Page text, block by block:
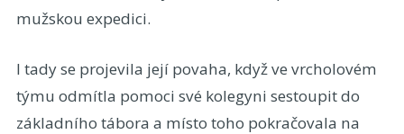
mužskou expedici.
I tady se projevila její povaha, když ve vrcholovém
týmu odmítla pomoci své kolegyni sestoupit do
základního tábora a místo toho pokračovala na